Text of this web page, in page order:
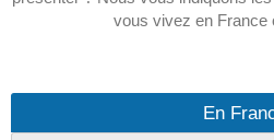
vous vivez en France
En